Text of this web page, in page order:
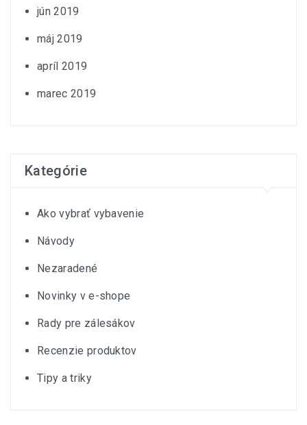
jún 2019
máj 2019
apríl 2019
marec 2019
Kategórie
Ako vybrať vybavenie
Návody
Nezaradené
Novinky v e-shope
Rady pre zálesákov
Recenzie produktov
Tipy a triky